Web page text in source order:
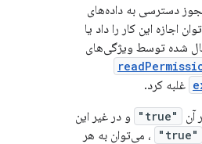
دسترسی به داده‌های
اجازه این کار را داد یا
شده توسط ویژگی‌های
غلبه کرد.
آن
"true"
و در غیر این
"true"
، می‌توان به هر